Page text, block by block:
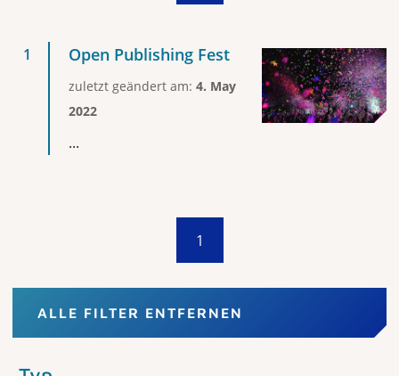
Open Publishing Fest
zuletzt geändert am: 4. May
2022
...
1
ALLE FILTER ENTFERNEN